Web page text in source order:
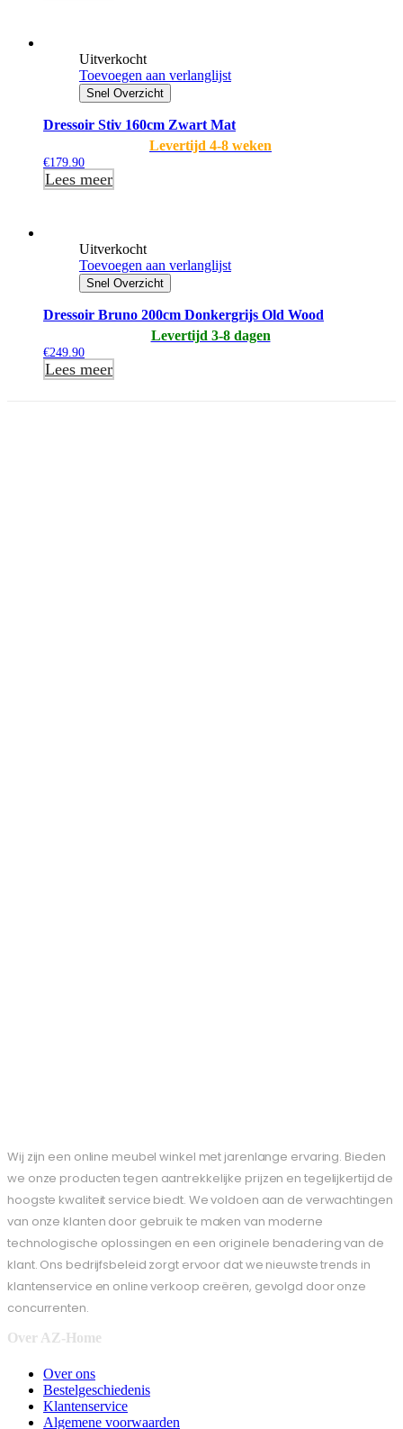
Uitverkocht
Toevoegen aan verlanglijst
Snel Overzicht
Dressoir Stiv 160cm Zwart Mat
Levertijd 4-8 weken
€179.90
Lees meer
Uitverkocht
Toevoegen aan verlanglijst
Snel Overzicht
Dressoir Bruno 200cm Donkergrijs Old Wood
Levertijd 3-8 dagen
€249.90
Lees meer
Wij zijn een online meubel winkel met jarenlange ervaring. Bieden
we onze producten tegen aantrekkelijke prijzen en tegelijkertijd de
hoogste kwaliteit service biedt. We voldoen aan de verwachtingen
van onze klanten door gebruik te maken van moderne
technologische oplossingen en een originele benadering van de
klant. Ons bedrijfsbeleid zorgt ervoor dat we nieuwste trends in
klantenservice en online verkoop creëren, gevolgd door onze
concurrenten.
Over AZ-Home
Over ons
Bestelgeschiedenis
Klantenservice
Algemene voorwaarden